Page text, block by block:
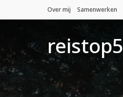
Over mij Samenwerken
reistop5